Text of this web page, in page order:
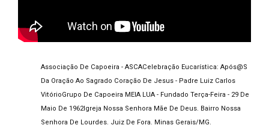
Associação De Capoeira - ASCACelebração Eucarística: Após@s
Da Oração Ao Sagrado Coração De Jesus - Padre Luiz Carlos
VitórioGrupo De Capoeira MEIA LUA - Fundado Terça-Feira - 29 De
Maio De 1962Igreja Nossa Senhora Mãe De Deus. Bairro Nossa
Senhora De Lourdes. Juiz De Fora. Minas Gerais/MG.